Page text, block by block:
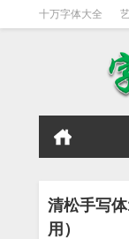
十万字体大全
清松手写
用）